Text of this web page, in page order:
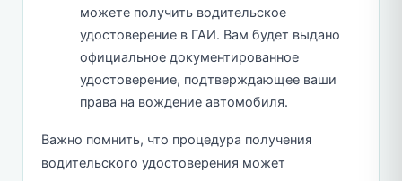
можете получить водительское
удостоверение в ГАИ. Вам будет выдано
официальное документированное
удостоверение, подтверждающее ваши
права на вождение автомобиля.
Важно помнить, что процедура получения
водительского удостоверения может